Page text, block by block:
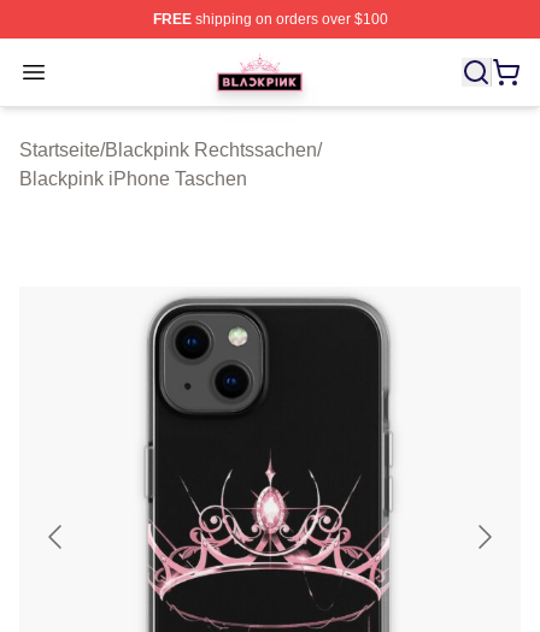
FREEshipping on orders over $100
Open menu
BLACKPINK Shop - Official BLACKPINK Merchandise
Startseite/Blackpink Rechtssachen/
Blackpink iPhone Taschen